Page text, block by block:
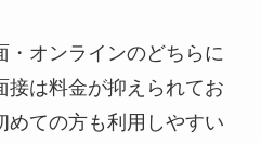
・オンラインのどちらに
接は料金が抑えられてお
めての方も利用しやすい